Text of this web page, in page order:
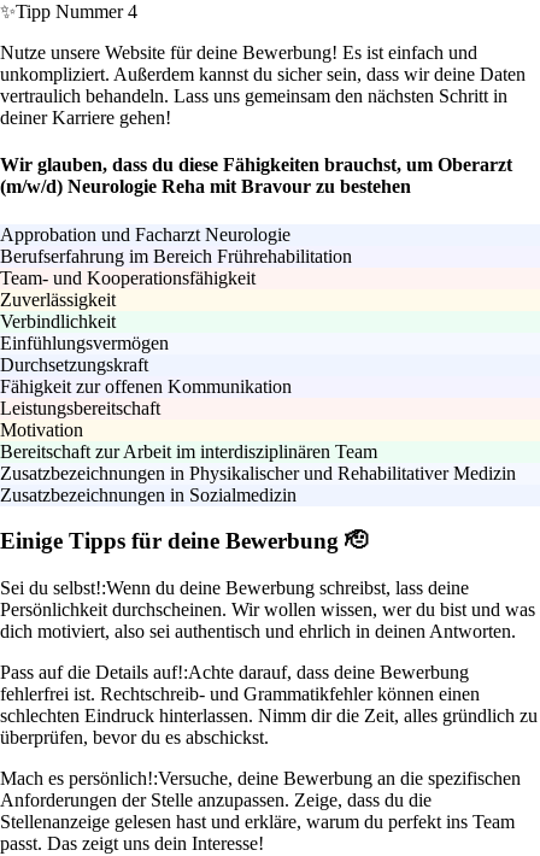
✨Tipp Nummer 4
Nutze unsere Website für deine Bewerbung! Es ist einfach und
unkompliziert. Außerdem kannst du sicher sein, dass wir deine Daten
vertraulich behandeln. Lass uns gemeinsam den nächsten Schritt in
deiner Karriere gehen!
Wir glauben, dass du diese Fähigkeiten brauchst, um Oberarzt
(m/w/d) Neurologie Reha mit Bravour zu bestehen
Approbation und Facharzt Neurologie
Berufserfahrung im Bereich Frührehabilitation
Team- und Kooperationsfähigkeit
Zuverlässigkeit
Verbindlichkeit
Einfühlungsvermögen
Durchsetzungskraft
Fähigkeit zur offenen Kommunikation
Leistungsbereitschaft
Motivation
Bereitschaft zur Arbeit im interdisziplinären Team
Zusatzbezeichnungen in Physikalischer und Rehabilitativer Medizin
Zusatzbezeichnungen in Sozialmedizin
Einige Tipps für deine Bewerbung 🫡
Sei du selbst!:Wenn du deine Bewerbung schreibst, lass deine
Persönlichkeit durchscheinen. Wir wollen wissen, wer du bist und was
dich motiviert, also sei authentisch und ehrlich in deinen Antworten.
Pass auf die Details auf!:Achte darauf, dass deine Bewerbung
fehlerfrei ist. Rechtschreib- und Grammatikfehler können einen
schlechten Eindruck hinterlassen. Nimm dir die Zeit, alles gründlich zu
überprüfen, bevor du es abschickst.
Mach es persönlich!:Versuche, deine Bewerbung an die spezifischen
Anforderungen der Stelle anzupassen. Zeige, dass du die
Stellenanzeige gelesen hast und erkläre, warum du perfekt ins Team
passt. Das zeigt uns dein Interesse!